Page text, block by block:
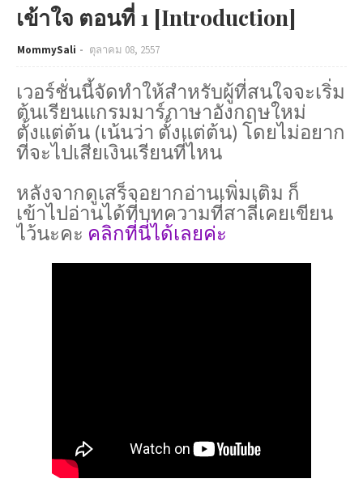
เข้าใจ ตอนที่ 1 [Introduction]
MommySali ตุลาคม 08, 2557
เวอร์ชั่นนี้จัดทำให้สำหรับผู้ที่สนใจจะเริ่ม
ต้นเรียนแกรมมาร์ภาษาอังกฤษใหม่
ตั้งแต่ต้น (เน้นว่า ตั้งแต่ต้น) โดยไม่อยาก
ที่จะไปเสียเงินเรียนที่ไหน
หลังจากดูเสร็จอยากอ่านเพิ่มเติม ก็
เข้าไปอ่านได้ที่บทความที่สาลี่เคยเขียน
ไว้นะคะ คลิกที่นี่ได้เลยค่ะ